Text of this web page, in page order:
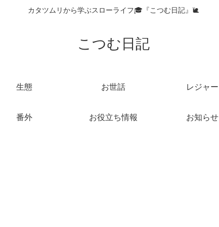
カタツムリから学ぶスローライフ🎓『こつむ日記』🐌
こつむ日記
生態 お世話 レジャー
番外 お役立ち情報 お知らせ